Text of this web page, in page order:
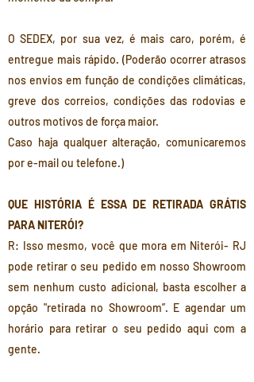
O SEDEX, por sua vez, é mais caro, porém, é
entregue mais rápido. (Poderão ocorrer atrasos
nos envios em função de condições climáticas,
greve dos correios, condições das rodovias e
outros motivos de força maior.
Caso haja qualquer alteração, comunicaremos
por e-mail ou telefone.)
QUE HISTÓRIA É ESSA DE RETIRADA GRÁTIS
PARA NITERÓI?
R: Isso mesmo, você que mora em Niterói- RJ
pode retirar o seu pedido em nosso Showroom
sem nenhum custo adicional, basta escolher a
opção "retirada no Showroom”. E agendar um
horário para retirar o seu pedido aqui com a
gente.